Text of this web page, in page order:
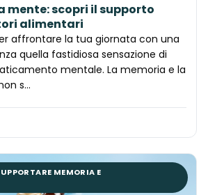
mente: scopri il supporto
alimentari
affrontare la tua giornata con una
quella fastidiosa sensazione di
mentale. La memoria e la
s...
MEMORIA E